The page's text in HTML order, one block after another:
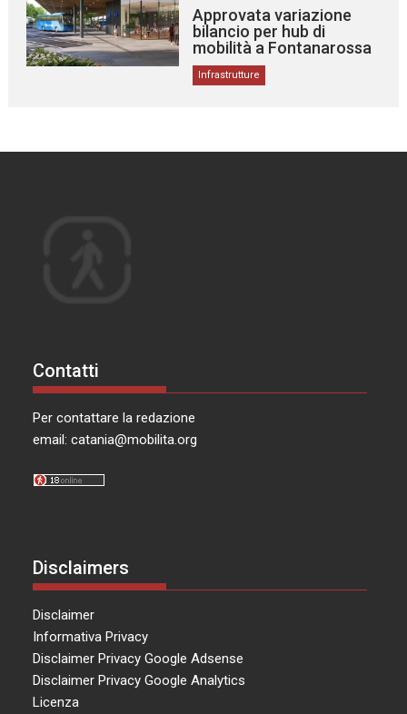
Approvata variazione
bilancio per hub di
mobilità a Fontanarossa
Infrastrutture
Contatti
Per contattare la redazione
email:catania@mobilita.org
Disclaimers
Disclaimer
Informativa Privacy
Disclaimer Privacy Google Adsense
Disclaimer Privacy Google Analytics
Licenza